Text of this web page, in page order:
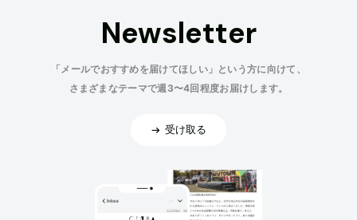
Newsletter
「メールでおすすめを届けてほしい」という方に向けて、
さまざまなテーマで週3〜4回程度お届けします。
受け取る